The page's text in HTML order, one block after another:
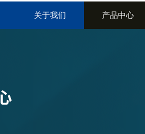
关于我们 产品中心